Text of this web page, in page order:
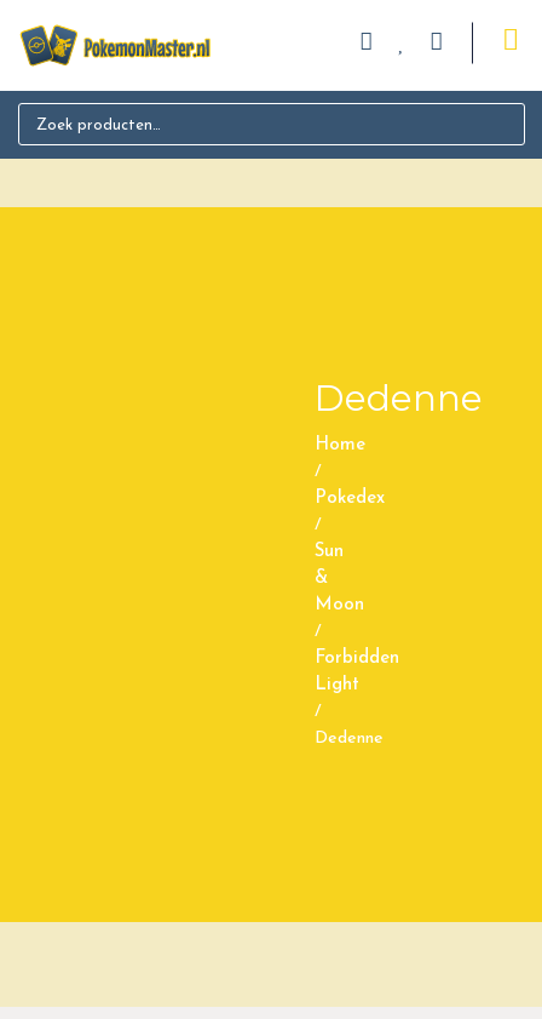
Search for:
Dedenne
Home
/
Pokedex
/
Sun
&
Moon
/
Forbidden
Light
/
Dedenne